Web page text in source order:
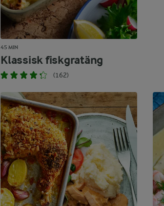
45 MIN
Klassisk fiskgratäng
(162)